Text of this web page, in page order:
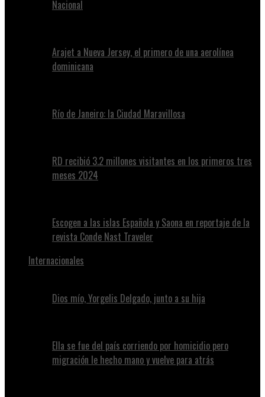
Nacional
Arajet a Nueva Jersey, el primero de una aerolínea
dominicana
Río de Janeiro: la Ciudad Maravillosa
RD recibió 3.2 millones visitantes en los primeros tres
meses 2024
Escogen a las islas Española y Saona en reportaje de la
revista Conde Nast Traveler
Internacionales
Dios mío, Yorgelis Delgado, junto a su hija
Ella se fue del país corriendo por homicidio pero
migración le hecho mano y vuelve para atrás